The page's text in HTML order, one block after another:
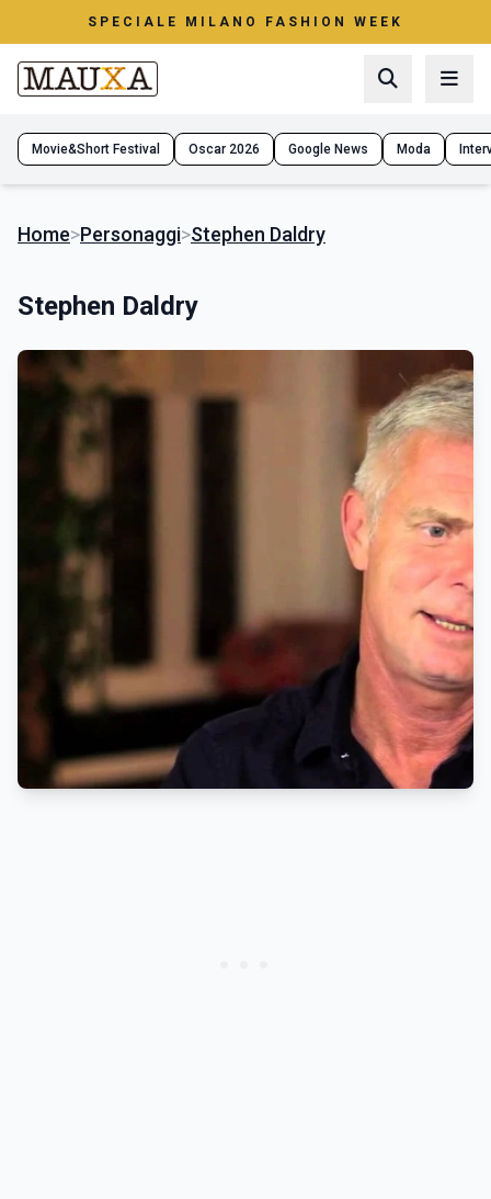
SPECIALE MILANO FASHION WEEK
Movie&Short Festival Oscar 2026 Google News Moda
Home>Personaggi>Stephen Daldry
Stephen Daldry